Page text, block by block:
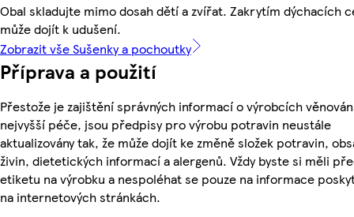
Obal skladujte mimo dosah dětí a zvířat. Zakrytím dýchacích
může dojít k udušení.
Zobrazit vše Sušenky a pochoutky
Příprava a použití
Přestože je zajištění správných informací o výrobcích
nejvyšší péče, jsou předpisy pro výrobu potravin neustále
aktualizovány tak, že může dojít ke změně složek potravin,
živin, dietetických informací a alergenů. Vždy byste si měli
etiketu na výrobku a nespoléhat se pouze na informace
na internetových stránkách.